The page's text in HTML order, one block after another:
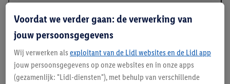
Beschrijving
Voordat we verder gaan: de verwerking van
jouw persoonsgegevens
Wij verwerken als exploitant van de Lidl websites en de Lidl app
jouw persoonsgegevens op onze websites en in onze apps
(gezamenlijk: "Lidl-diensten"), met behulp van verschillende